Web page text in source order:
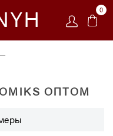
0
ОПТОМ